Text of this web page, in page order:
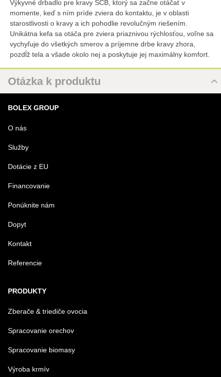
Výkyvné drbadlo pre kravy SCB, ktorý sa začne otáčať v
momente, keď s ním príde zviera do kontaktu, je v oblasti
starostlivosti o kravy a ich pohodlie revolučným riešením.
Unikátna kefa sa otáča pre zviera priaznivou rýchlosťou, voľne sa
vychyľuje do všetkých smerov a príjemne drbe kravy zhora,
pozdĺž tela a všade okolo nej a poskytuje jej maximálny komfort.
Otázka k produktu
MENO
VÁŠ E-MAIL
VAŠA OTÁZKA K PRODUKTU
Odoslať
BOLEX GROUP
O nás
Služby
Dotácie z EU
Financovanie
Ponúknite nám
Dopyt
Kontakt
Referencie
PRODUKTY
Zberače & triediče ovocia
Spracovanie orechov
Spracovanie biomasy
Výroba krmív